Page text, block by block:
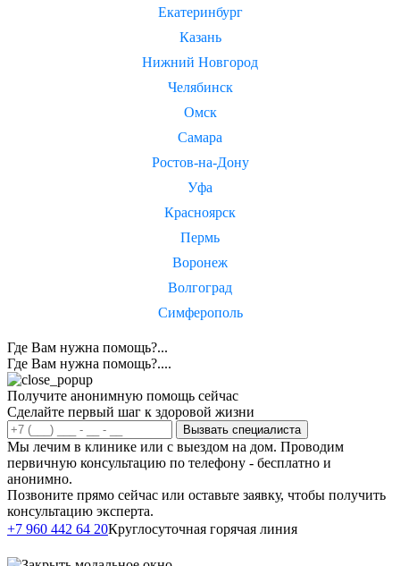
Екатеринбург
Казань
Нижний Новгород
Челябинск
Омск
Самара
Ростов-на-Дону
Уфа
Красноярск
Пермь
Воронеж
Волгоград
Симферополь
Где Вам нужна помощь?...
Где Вам нужна помощь?....
Получите анонимную помощь сейчас
Сделайте первый шаг к здоровой жизни
Вызвать специалиста
Мы лечим в клинике или с выездом на дом. Проводим
первичную консультацию по телефону - бесплатно и
анонимно.
Позвоните прямо сейчас или оставьте заявку, чтобы получить
консультацию эксперта.
+7 960 442 64 20Круглосуточная горячая линия